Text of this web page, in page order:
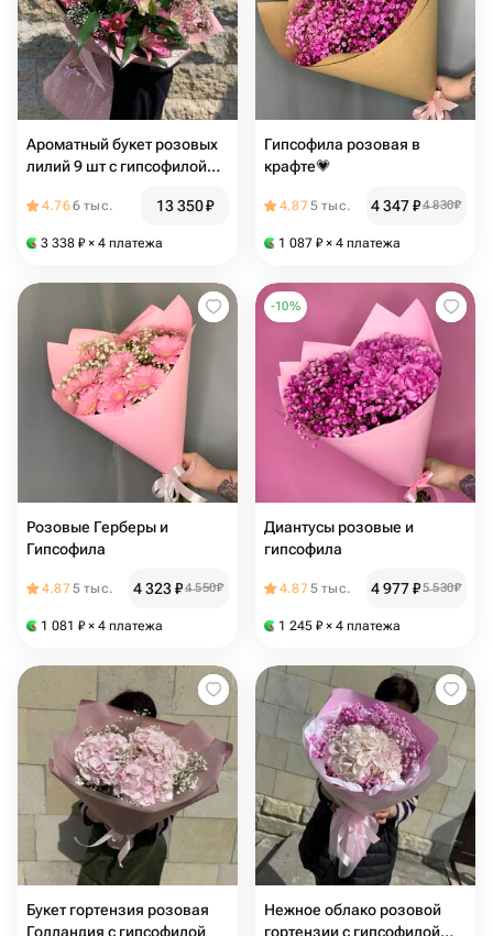
Ароматный букет розовых
лилий 9 шт с гипсофилой
4.766 тыс. 13 350₽
3 338 ₽ × 4 платежа
Гипсофила розовая в
крафте💗
4.875 тыс. 4 347₽4 830₽
1 087 ₽ × 4 платежа
Розовые Герберы и
Гипсофила
4.875 тыс. 4 323₽4 550₽
1 081 ₽ × 4 платежа
-10%
Диантусы розовые и
гипсофила
4.875 тыс. 4 977₽5 530₽
1 245 ₽ × 4 платежа
Букет гортензия розовая
Голландия с гипсофилой
Нежное облако розовой
гортензии с гипсофилой